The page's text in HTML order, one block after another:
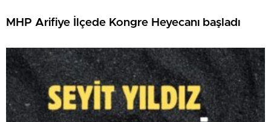
MHP Arifiye İlçede Kongre Heyecanı başladı